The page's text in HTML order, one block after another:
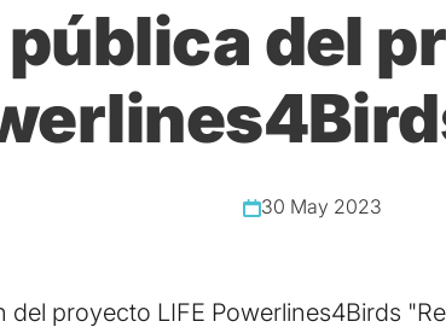
del
30 May 2023
del proyecto LIFE Powerlines4Birds